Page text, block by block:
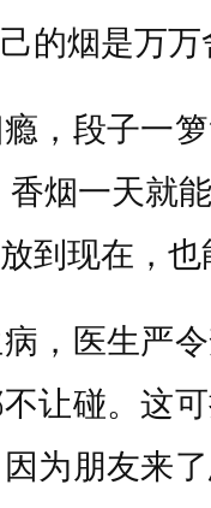
的烟是万
段子一箩
烟一天就
到现在，
医生严令
让碰。这
为朋友来